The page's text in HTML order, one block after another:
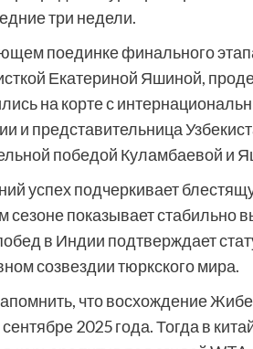
три недели.
поединке финального
Екатериной Яшиной,
на корте с
и представительница
победой Куламбаевой и
успех подчеркивает
сезоне показывает стабильно
в Индии подтверждает
созвездии тюркского мира.
что восхождение
2025 года. Тогда в